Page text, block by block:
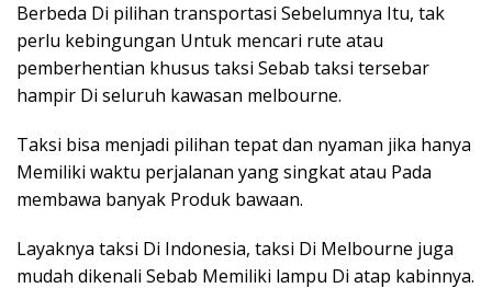
Berbeda Di pilihan transportasi Sebelumnya Itu, tak
perlu kebingungan Untuk mencari rute atau
pemberhentian khusus taksi Sebab taksi tersebar
hampir Di seluruh kawasan melbourne.
Taksi bisa menjadi pilihan tepat dan nyaman jika hanya
Memiliki waktu perjalanan yang singkat atau Pada
membawa banyak Produk bawaan.
Layaknya taksi Di Indonesia, taksi Di Melbourne juga
mudah dikenali Sebab Memiliki lampu Di atap kabinnya.